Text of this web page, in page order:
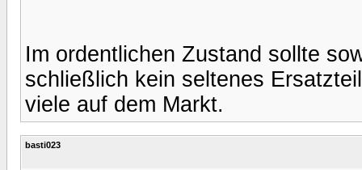
Im ordentlichen Zustand sollte
schließlich kein seltenes
viele auf dem Markt.
basti023